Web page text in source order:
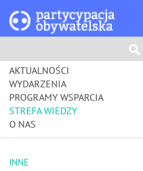
AKTUALNOŚCI
WYDARZENIA
PROGRAMY WSPARCIA
STREFA WIEDZY
O NAS
INNE